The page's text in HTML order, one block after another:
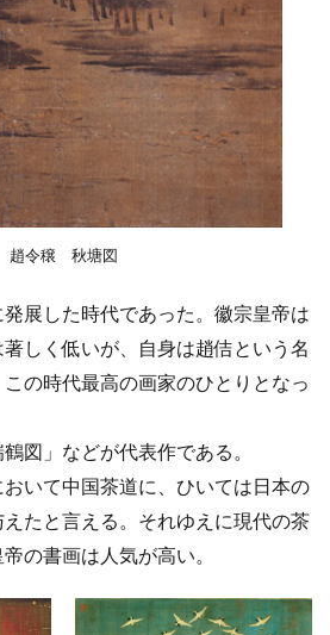
趙令穣 秋塘図
展した時代であった。徽宗皇帝は
しく低いが、自身は趙佶という名
の時代最高の画家のひとりとなっ
鶴図」などが代表作である。
いて中国茶道に、ひいては日本の
たと言える。それゆえに現代の茶
の書画は人気が高い。